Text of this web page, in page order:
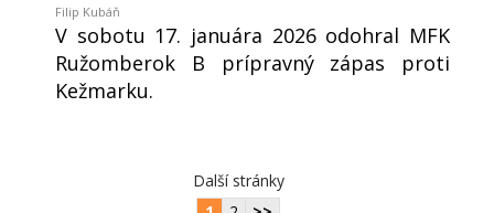
Filip Kubáň
V sobotu 17. januára 2026 odohral MFK
Ružomberok B prípravný zápas proti
Kežmarku.
Další stránky